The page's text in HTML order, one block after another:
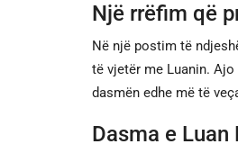
Një rrëfim që
Në një postim të
të vjetër me Luanin.
dasmën edhe më të
Dasma e